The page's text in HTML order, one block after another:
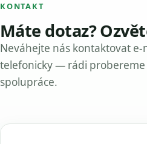
KONTAKT
Máte dotaz?
Neváhejte nás kontaktovat
telefonicky — rádi probereme
spolupráce.